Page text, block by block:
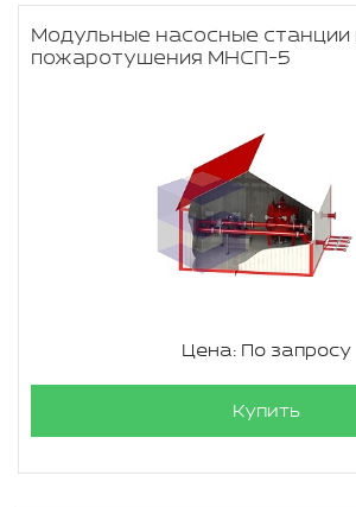
Модульные насосные станции
пожаротушения МНСП-5
Цена: По запросу
Купить